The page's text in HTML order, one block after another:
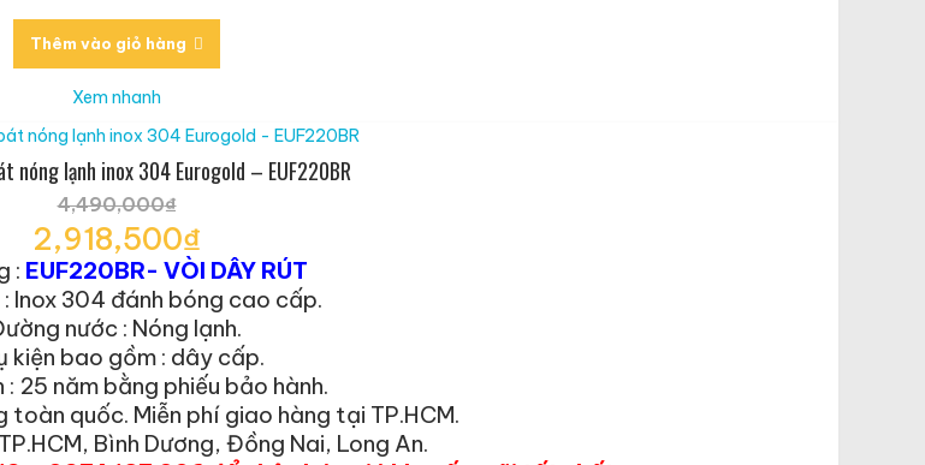
Thêm vào giỏ hàng
Xem nhanh
nóng lạnh inox 304 Eurogold – EUF220BR
4,490,000₫
Giá
gốc
là:
4,490,000₫.
2,918,500₫
Giá
hiện
tại
là:
2,918,500₫.
: EUF220BR- VÒI DÂY RÚT
Inox 304 đánh bóng cao cấp.
nước : Nóng lạnh.
kiện bao gồm : dây cấp.
: 25 năm bằng phiếu bảo hành.
toàn quốc. Miễn phí giao hàng tại TP.HCM.
Bình Dương, Đồng Nai, Long An.